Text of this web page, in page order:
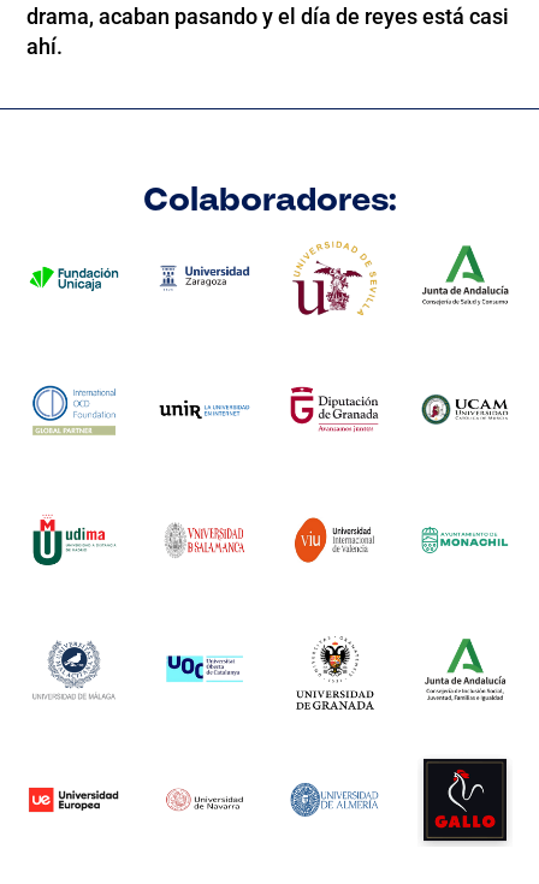
drama, acaban pasando y el día de reyes está casi
ahí.
Colaboradores: